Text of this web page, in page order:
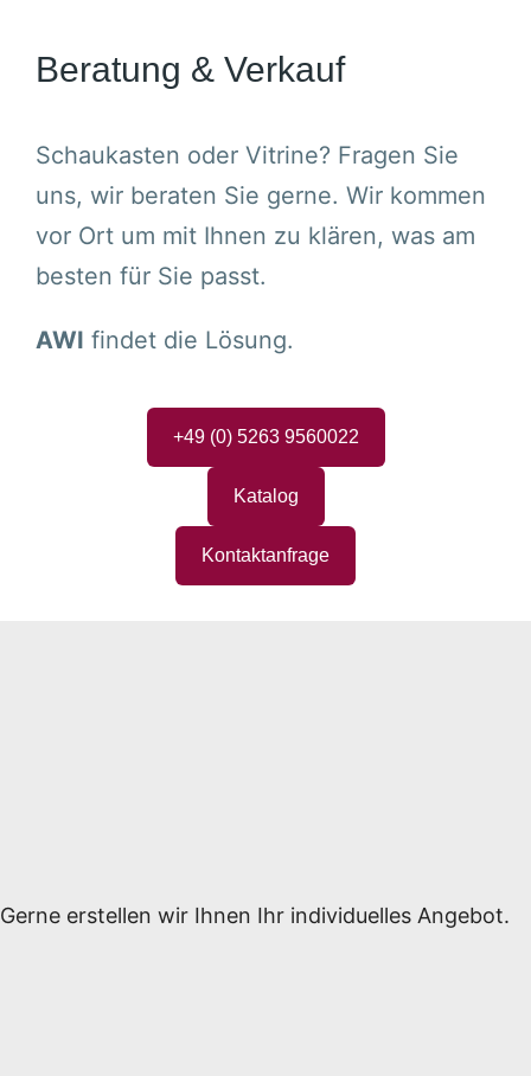
Beratung & Verkauf
Schaukasten oder Vitrine? Fragen Sie
uns, wir beraten Sie gerne. Wir kommen
vor Ort um mit Ihnen zu klären, was am
besten für Sie passt.
AWI findet die Lösung.
+49 (0) 5263 9560022
Katalog
Kontaktanfrage
Gerne erstellen wir Ihnen Ihr individuelles Angebot.